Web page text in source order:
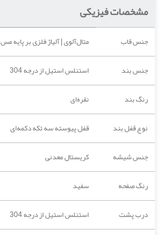
مشخصات فیزیکی
جنس قاب
متال‌آلوی | آلیاژ فلزی بر پایه مس
جنس بند
استنلس استیل از درجه 304
رنگ بند
نقره‌ای
نوع قفل بند
قفل پیوسته سه تکه دکمه‌ای
جنس شیشه
کریستال معدنی
رنگ صفحه
سفید
درب پشت
استنلس استیل از درجه 304